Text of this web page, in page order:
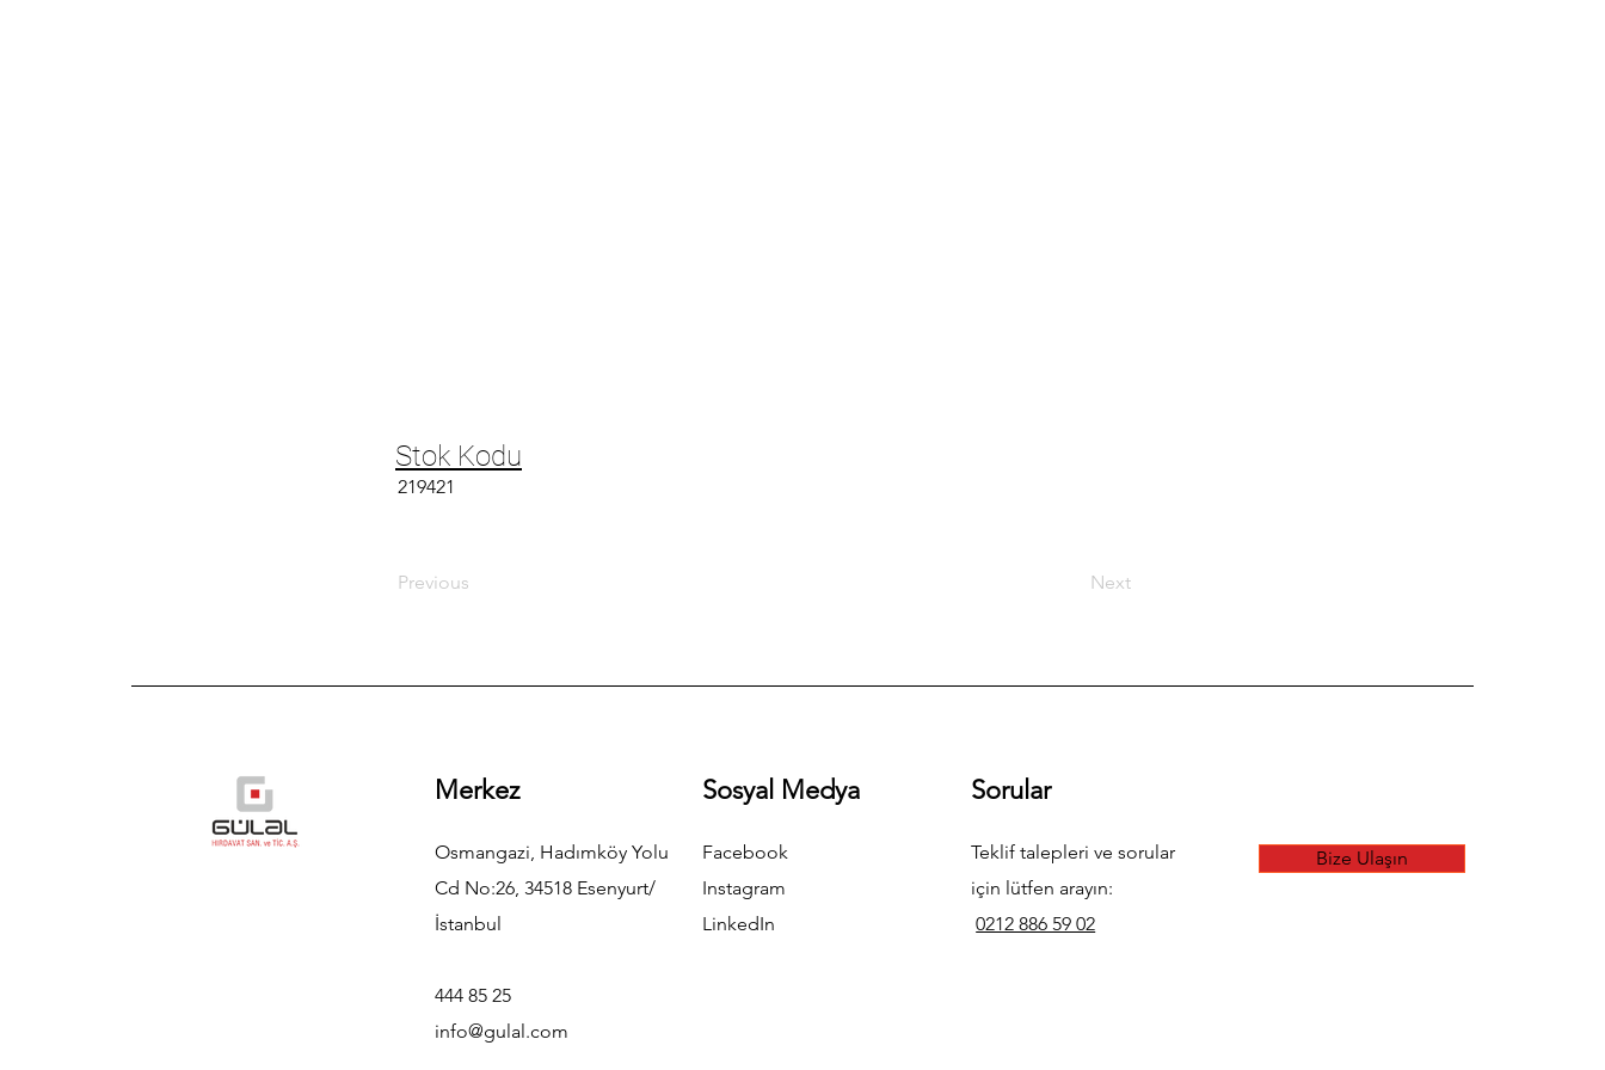
219421
Stok Kodu
Previous Next
Merkez
Osmangazi, Hadımköy Yolu
Cd No:26, 34518 Esenyurt/
İstanbul
444 85 25
info@gulal.com
Sosyal Medya
Facebook
Instagram
LinkedIn
Sorular
Teklif talepleri ve sorular
için lütfen arayın:
0212 886 59 02
Bize Ulaşın